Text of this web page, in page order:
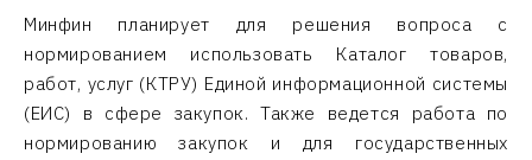
Минфин планирует для решения вопроса с
нормированием использовать Каталог товаров,
работ, услуг (КТРУ) Единой информационной системы
(ЕИС) в сфере закупок. Также ведется работа по
нормированию закупок и для государственных